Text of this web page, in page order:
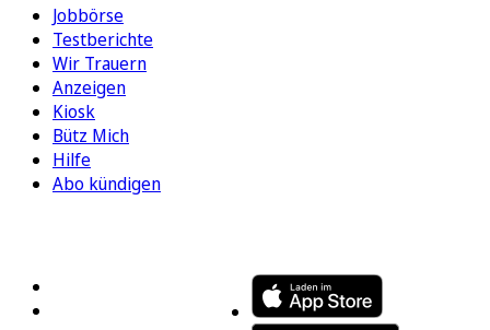
Jobbörse
Testberichte
Wir Trauern
Anzeigen
Kiosk
Bütz Mich
Hilfe
Abo kündigen